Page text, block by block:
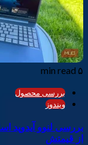
۵ min read
بررسی محصول
ویندوز
از قیمتش